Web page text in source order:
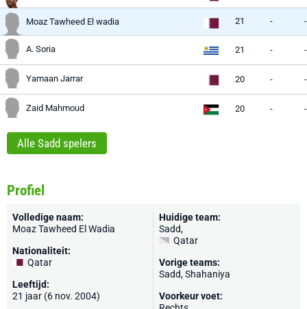
Moaz Tawheed El wadia 21 - -
A. Soria 21 - -
Yamaan Jarrar 20 - -
Zaid Mahmoud 20 - -
Alle Sadd spelers
Profiel
Volledige naam:
Moaz Tawheed El Wadia
Nationaliteit:
Qatar
Leeftijd:
21 jaar (6 nov. 2004)
Huidige team:
Sadd,
Qatar
Vorige teams:
Sadd, Shahaniya
Voorkeur voet: